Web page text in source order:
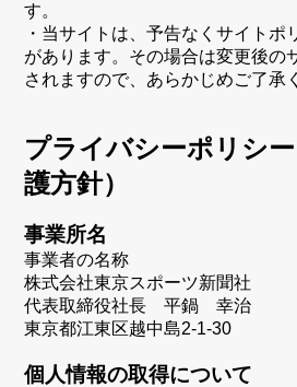
す。
・当サイトは、予告なくサイトポ
があります。その場合は変更後の
されますので、あらかじめご了承
プライバシーポリシ
護方針）
事業所名
事業者の名称
株式会社東京スポーツ新聞社
代表取締役社長 平鍋 幸治
東京都江東区越中島2-1-30
個人情報の取得について